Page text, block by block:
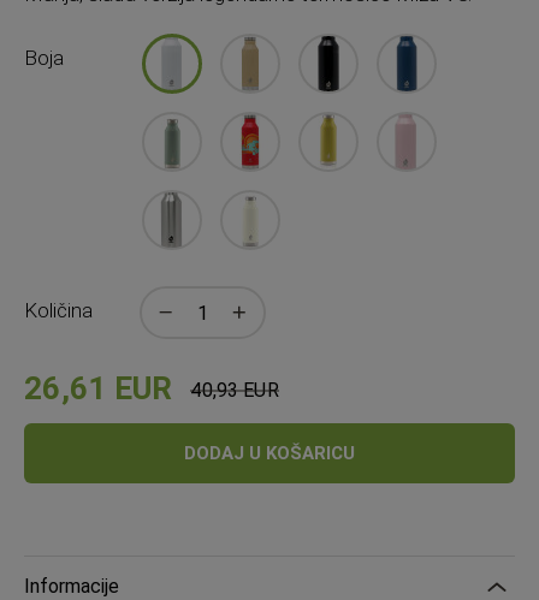
Boja
Količina
26,61 EUR
Standardna
40,93 EUR
DODAJ U KOŠARICU
Informacije